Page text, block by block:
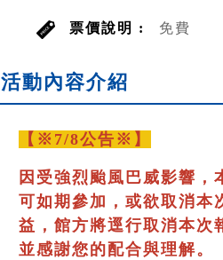
票價說明 : 免費
活動內容介紹
【※7/8公告※】
因受強烈颱風巴威影響，
可如期參加，或欲取消本
益，館方將逕行取消本次
並感謝您的配合與理解。